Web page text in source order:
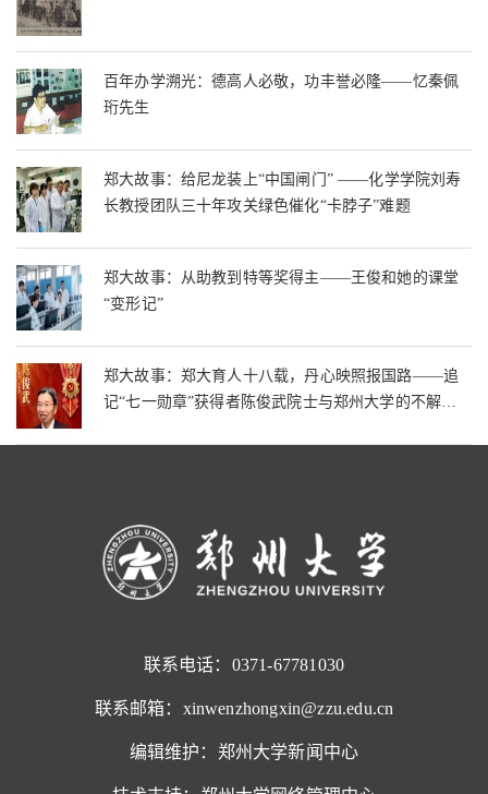
百年办学溯光：德高人必敬，功丰誉必隆——忆秦佩
珩先生
郑大故事：给尼龙装上“中国闸门” ——化学学院刘寿
长教授团队三十年攻关绿色催化“卡脖子”难题
郑大故事：从助教到特等奖得主——王俊和她的课堂
“变形记”
郑大故事：郑大育人十八载，丹心映照报国路——追
记“七一勋章”获得者陈俊武院士与郑州大学的不解之
联系电话：0371-67781030
联系邮箱：xinwenzhongxin@zzu.edu.cn
编辑维护：郑州大学新闻中心